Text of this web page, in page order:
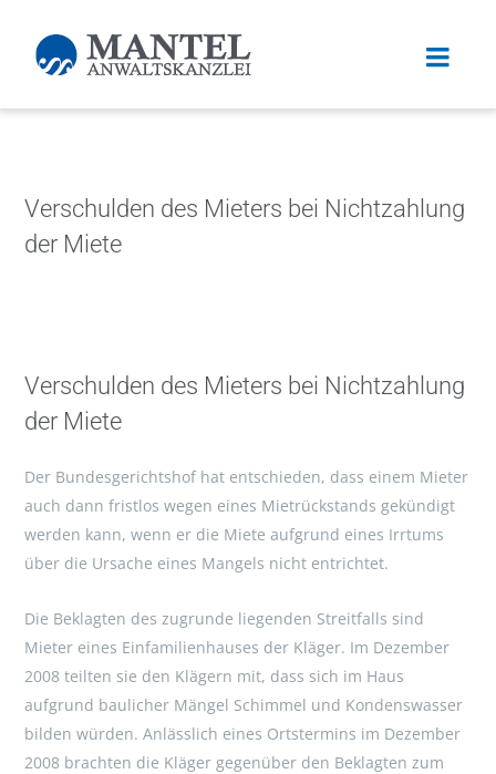
Verschulden des Mieters bei Nichtzahlung
der Miete
Verschulden des Mieters bei Nichtzahlung
der Miete
Der Bundesgerichtshof hat entschieden, dass einem Mieter
auch dann fristlos wegen eines Mietrückstands gekündigt
werden kann, wenn er die Miete aufgrund eines Irrtums
über die Ursache eines Mangels nicht entrichtet.
Die Beklagten des zugrunde liegenden Streitfalls sind
Mieter eines Einfamilienhauses der Kläger. Im Dezember
2008 teilten sie den Klägern mit, dass sich im Haus
aufgrund baulicher Mängel Schimmel und Kondenswasser
bilden würden. Anlässlich eines Ortstermins im Dezember
2008 brachten die Kläger gegenüber den Beklagten zum